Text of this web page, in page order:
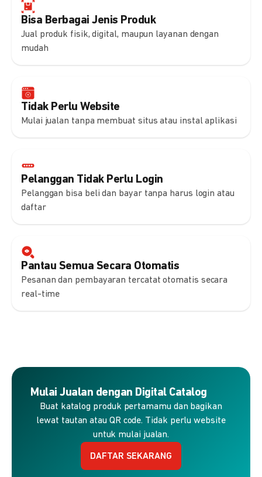
Bisa Berbagai Jenis Produk
Jual produk fisik, digital, maupun layanan dengan
mudah
Tidak Perlu Website
Mulai jualan tanpa membuat situs atau instal aplikasi
Pelanggan Tidak Perlu Login
Pelanggan bisa beli dan bayar tanpa harus login atau
daftar
Pantau Semua Secara Otomatis
Pesanan dan pembayaran tercatat otomatis secara
real-time
Mulai Jualan dengan Digital Catalog
Buat katalog produk pertamamu dan bagikan
lewat tautan atau QR code. Tidak perlu website
untuk mulai jualan.
DAFTAR SEKARANG